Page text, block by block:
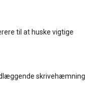
til at huske vigtige
skrivehæmning